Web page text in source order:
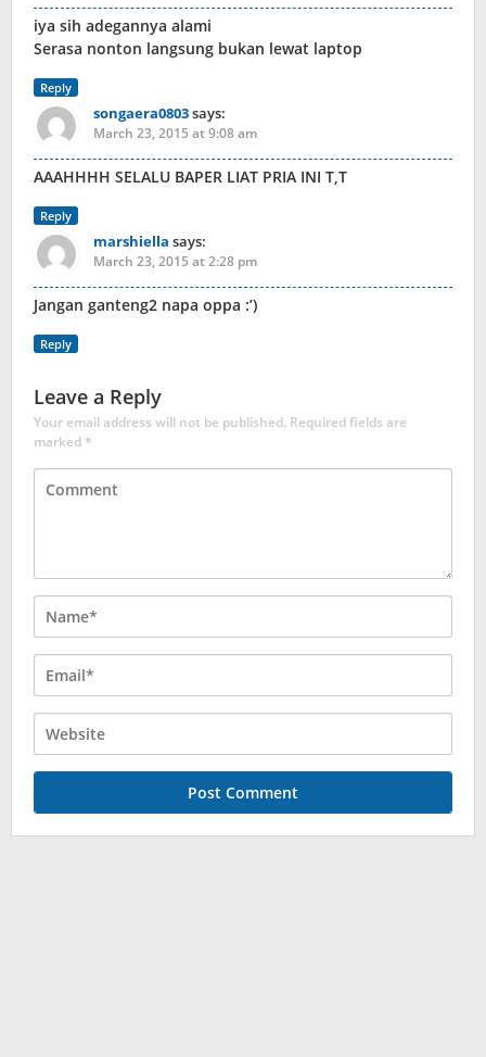
iya sih adegannya alami
Serasa nonton langsung bukan lewat laptop
Reply
songaera0803says:
March 23, 2015 at 9:08 am
AAAHHHH SELALU BAPER LIAT PRIA INI T,T
Reply
marshiella says:
March 23, 2015 at 2:28 pm
Jangan ganteng2 napa oppa :’)
Reply
Leave a Reply
Your email address will not be published. Required fields are
marked*